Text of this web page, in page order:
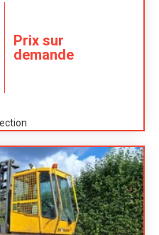
Prix sur
demande